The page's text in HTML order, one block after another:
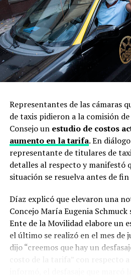
Representantes de las cámaras
de taxis pidieron a la comisión
Consejo un estudio de costos
aumento en la tarifa. En
representante de titulares de
detalles al respecto y manifestó
situación se resuelva antes de fin
Díaz explicó que elevaron una
Concejo María Eugenia
Ente de la Movilidad elabore un
el último se realizó en el mes de
dijo “creemos que hay un
costo de la tarifa” con respecto a